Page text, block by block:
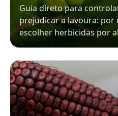
Guia direto para
prejudicar a lavoura: por
escolher herbicidas por